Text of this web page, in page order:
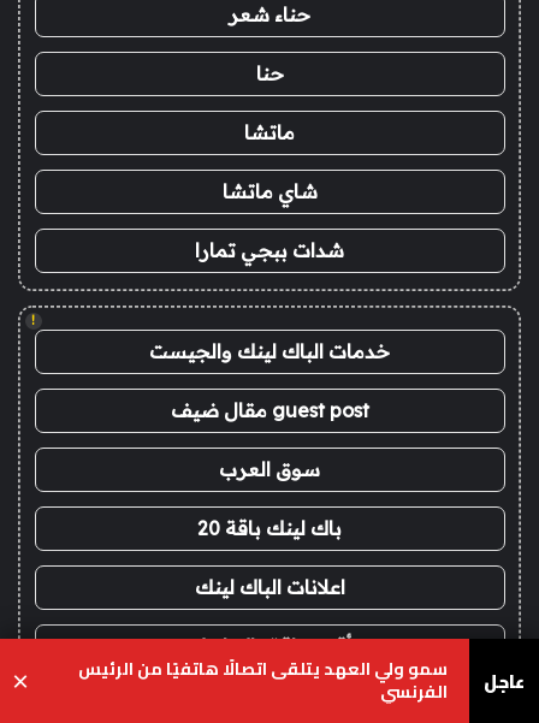
حناء شعر
حنا
ماتشا
شاي ماتشا
شدات ببجي تمارا
!
خدمات الباك لينك والجيست
guest post مقال ضيف
سوق العرب
باك لينك باقة 20
اعلانات الباك لينك
أقوى باقة باك لينك
عاجل سمو ولي العهد يتلقى اتصالًا هاتفيًا من الرئيس
الفرنسي ×